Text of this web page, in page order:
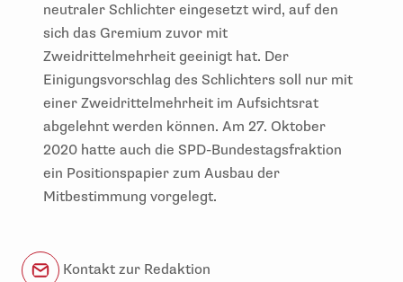
neutraler Schlichter eingesetzt wird, auf den
sich das Gremium zuvor mit
Zweidrittelmehrheit geeinigt hat. Der
Einigungsvorschlag des Schlichters soll nur mit
einer Zweidrittelmehrheit im Aufsichtsrat
abgelehnt werden können. Am 27. Oktober
2020 hatte auch die SPD-Bundestagsfraktion
ein Positionspapier zum Ausbau der
Mitbestimmung vorgelegt.
Kontakt zur Redaktion